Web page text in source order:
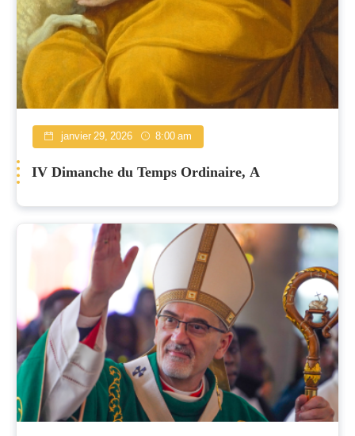
janvier 29, 2026 8:00 am
IV Dimanche du Temps Ordinaire, A